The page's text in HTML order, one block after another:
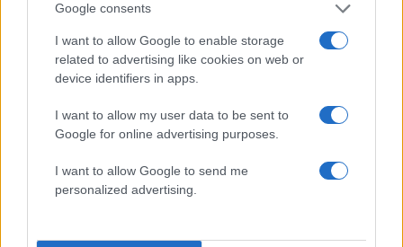
Google consents
I want to allow Google to enable storage
related to advertising like cookies on web or
device identifiers in apps.
I want to allow my user data to be sent to
Google for online advertising purposes.
I want to allow Google to send me
personalized advertising.
ΤΟΞΙΚΕΣ ΟΥΣΙΕΣ
ΧΑΝΙΑ
Share:
Ακολουθήστε το Νewsit.gr στο Google News
ενημερωθείτε πρώτοι για όλη την ειδησεογραφία και τα